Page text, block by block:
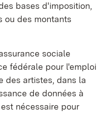
bases d'imposition,
ou des montants
sociale
fédérale pour l'emploi
des artistes, dans la
de données à
nécessaire pour